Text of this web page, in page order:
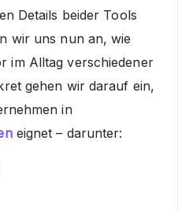
Details beider Tools
wir uns nun an, wie
im Alltag verschiedener
gehen wir darauf ein,
in
eignet – darunter: